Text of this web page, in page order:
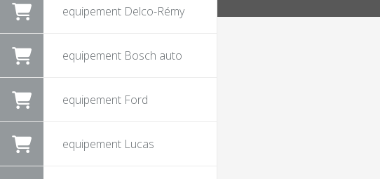
equipement Delco-Rémy
equipement Bosch auto
equipement Ford
equipement Lucas